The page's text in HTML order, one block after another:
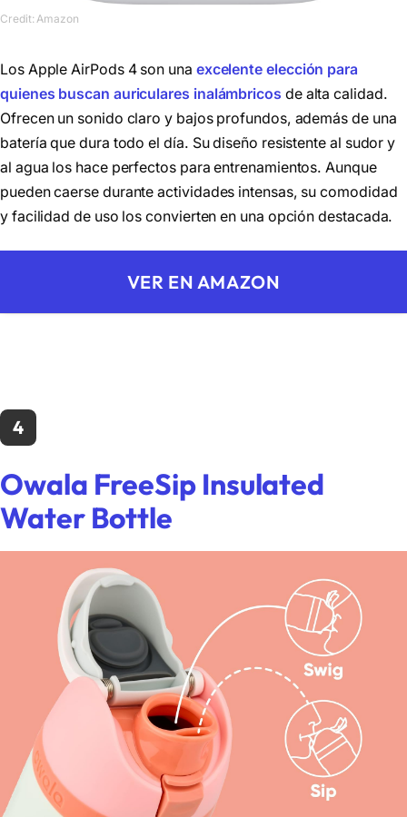
Credit: Amazon
Los Apple AirPods 4 son una excelente elección para
quienes buscan auriculares inalámbricos de alta calidad.
Ofrecen un sonido claro y bajos profundos, además de una
batería que dura todo el día. Su diseño resistente al sudor y
al agua los hace perfectos para entrenamientos. Aunque
pueden caerse durante actividades intensas, su comodidad
y facilidad de uso los convierten en una opción destacada.
VER EN AMAZON
4
Owala FreeSip Insulated
Water Bottle